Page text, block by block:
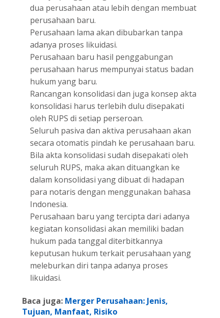
dua perusahaan atau lebih dengan membuat
perusahaan baru.
Perusahaan lama akan dibubarkan tanpa
adanya proses likuidasi.
Perusahaan baru hasil penggabungan
perusahaan harus mempunyai status badan
hukum yang baru.
Rancangan konsolidasi dan juga konsep akta
konsolidasi harus terlebih dulu disepakati
oleh RUPS di setiap perseroan.
Seluruh pasiva dan aktiva perusahaan akan
secara otomatis pindah ke perusahaan baru.
Bila akta konsolidasi sudah disepakati oleh
seluruh RUPS, maka akan dituangkan ke
dalam konsolidasi yang dibuat di hadapan
para notaris dengan menggunakan bahasa
Indonesia.
Perusahaan baru yang tercipta dari adanya
kegiatan konsolidasi akan memiliki badan
hukum pada tanggal diterbitkannya
keputusan hukum terkait perusahaan yang
meleburkan diri tanpa adanya proses
likuidasi.
Baca juga: Merger Perusahaan: Jenis,
Tujuan, Manfaat, Risiko